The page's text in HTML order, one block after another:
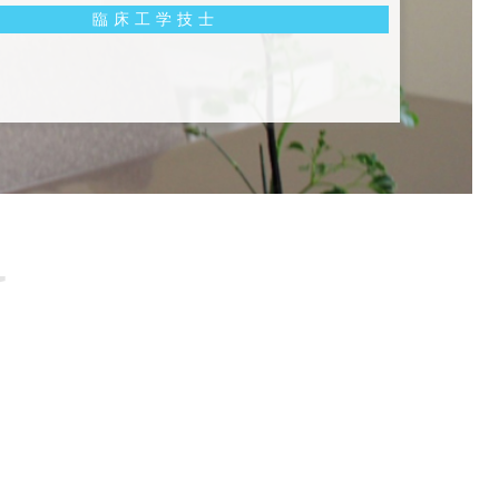
臨床工学技士